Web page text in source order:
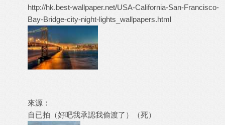
http://hk.best-wallpaper.net/USA-California-San-Francisco-
Bay-Bridge-city-night-lights_wallpapers.html
來源：
自已拍（好吧我承認我偷渡了）（死）